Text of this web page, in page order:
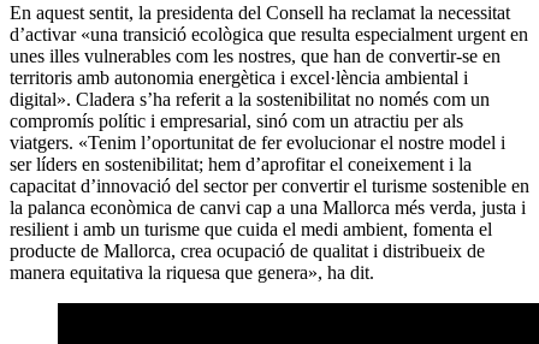
En aquest sentit, la presidenta del Consell ha reclamat la necessitat
d’activar «una transició ecològica que resulta especialment urgent en
unes illes vulnerables com les nostres, que han de convertir-se en
territoris amb autonomia energètica i excel·lència ambiental i
digital». Cladera s’ha referit a la sostenibilitat no només com un
compromís polític i empresarial, sinó com un atractiu per als
viatgers. «Tenim l’oportunitat de fer evolucionar el nostre model i
ser líders en sostenibilitat; hem d’aprofitar el coneixement i la
capacitat d’innovació del sector per convertir el turisme sostenible en
la palanca econòmica de canvi cap a una Mallorca més verda, justa i
resilient i amb un turisme que cuida el medi ambient, fomenta el
producte de Mallorca, crea ocupació de qualitat i distribueix de
manera equitativa la riquesa que genera», ha dit.